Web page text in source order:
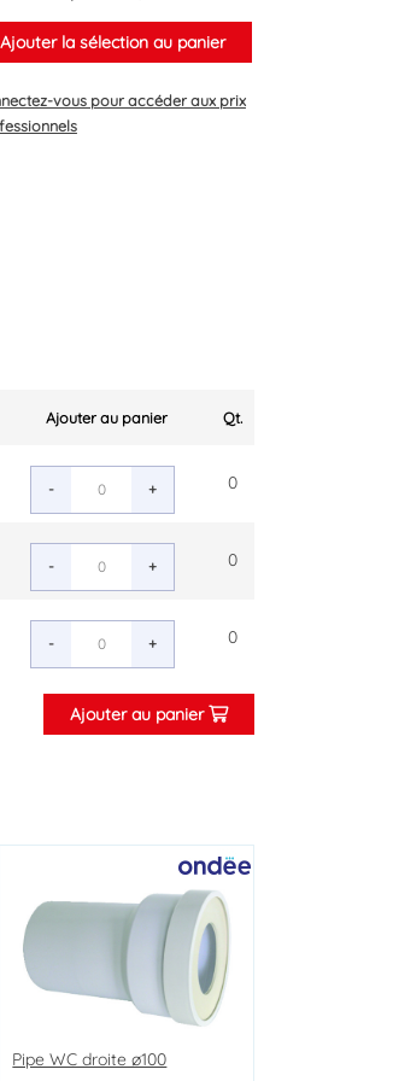
Ajouter la sélection au panier
vouspour accéder aux prix
Ajouter au panier Qt.
- + 0
- + 0
- + 0
Ajouter au panier
Pipe WC droite ø100
Ensemble barre anticalcaire
bi-jets Nam'O
Siphon d'évier easyphon ø40
- NICOLL